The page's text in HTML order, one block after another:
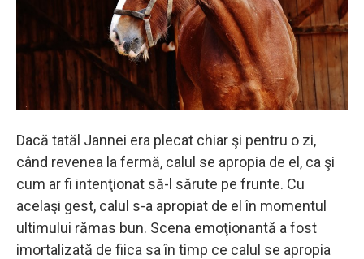
Dacă tatăl Jannei era plecat chiar şi pentru o zi,
când revenea la fermă, calul se apropia de el, ca şi
cum ar fi intenţionat să-l sărute pe frunte. Cu
acelaşi gest, calul s-a apropiat de el în momentul
ultimului rămas bun. Scena emoţionantă a fost
imortalizată de fiica sa în timp ce calul se apropia